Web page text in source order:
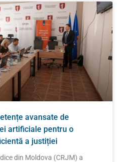
avansate de
artificiale pentru o
a justiției
din Moldova (CRJM) a